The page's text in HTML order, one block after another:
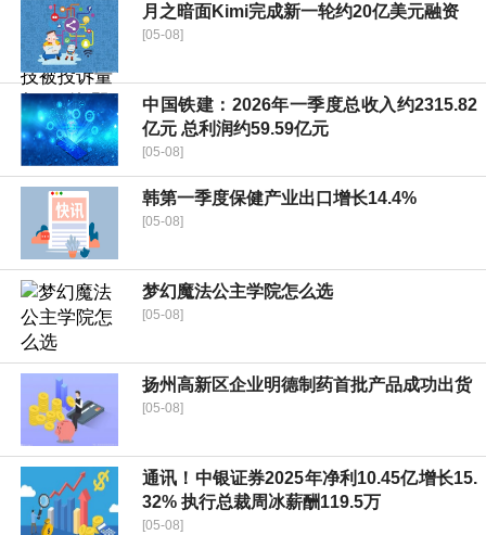
月之暗面Kimi完成新一轮约20亿美元融资
[05-08]
中国铁建：2026年一季度总收入约2315.82
亿元 总利润约59.59亿元
[05-08]
韩第一季度保健产业出口增长14.4%
[05-08]
梦幻魔法公主学院怎么选
[05-08]
扬州高新区企业明德制药首批产品成功出货
[05-08]
通讯！中银证券2025年净利10.45亿增长15.
32% 执行总裁周冰薪酬119.5万
[05-08]